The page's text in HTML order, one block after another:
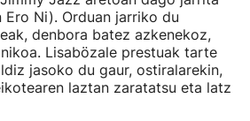
Ero Ni). Orduan jarriko du
denbora batez azkenekoz,
Lisabözale prestuak tarte
jasoko du gaur, ostiralarekin,
laztan zaratatsu eta latz